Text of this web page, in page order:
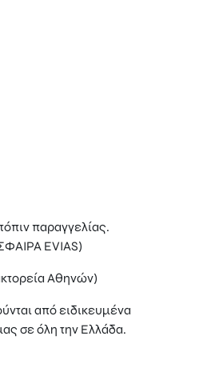
παραγγελίας.
EVIAS)
Αθηνών)
από ειδικευμένα
σε όλη την Ελλάδα.